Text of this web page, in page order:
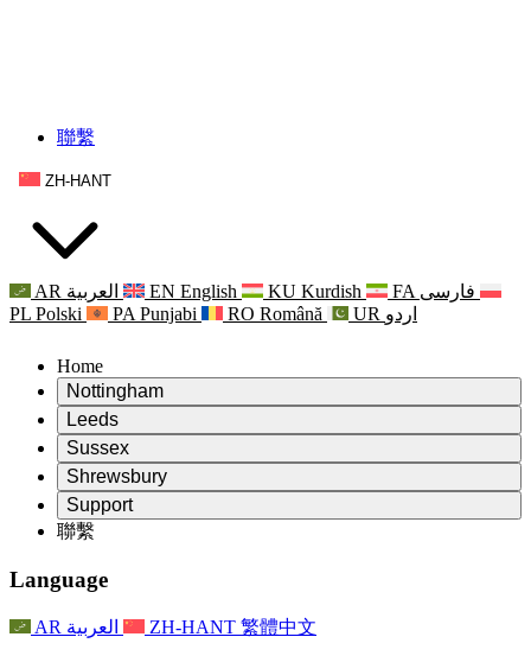
聯繫
ZH-HANT
AR العربية EN English KU Kurdish FA فارسی
PL Polski PA Punjabi RO Română UR اردو
Home
Nottingham
Review
評審主席
獨立審核小組
職權範圍
獨立審查最終報告
常見問題
For Families
最新消息
Leeds
Review
評審主席
獨立審核小組
職權範圍
聯繫
家庭心理支持
家庭更新
事件
Sussex
Review
評審主席
獨立審核小組
職權範圍
聯繫
For Families
家庭心理支持
家庭更新
Shrewsbury
Review
產科複查的職權範圍
Reports
獨立審查的最終報告
獨立審查報告的首次報告
For Families
Support
Leeds
Nottingham
家庭心理支援服務
心理健康危機支援
聯繫
Language
AR العربية ZH-HANT 繁體中文